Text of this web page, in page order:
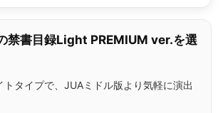
禁書目録Light PREMIUM ver.を選
トタイプで、JUAミドル版より気軽に演出